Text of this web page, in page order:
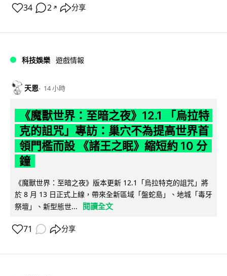
34 2 ↗ 分享
科技娛樂 遊戲情報
天恩 14 小時
《魔獸世界：至暗之夜》12.1 「烏拉特
克的詛咒」專訪：巢穴不為提高世界首
領門檻而設 《諸王之眠》縮短約 10 分
鐘
《魔獸世界：至暗之夜》版本更新 12.1「烏拉特克的詛咒」將
於 8 月 13 日正式上線，帶來全新區域「盤蛇島」、地城「毒牙
祭壇」、新型態世...
閱讀全文
71 分享